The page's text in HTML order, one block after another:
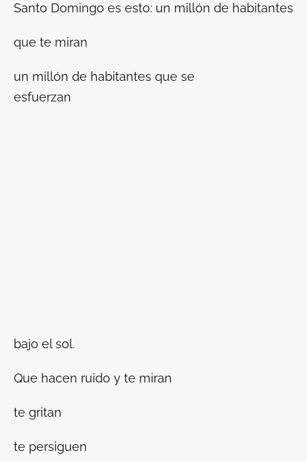
Santo Domingo es esto: un millón de habitantes
que te miran
un millón de habitantes que se
esfuerzan
bajo el sol.
Que hacen ruido y te miran
te gritan
te persiguen